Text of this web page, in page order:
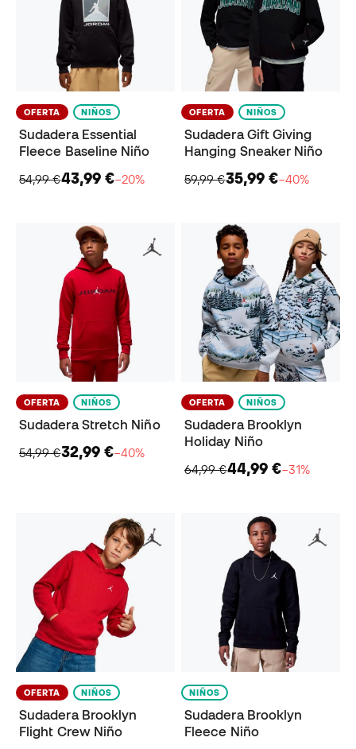
OFERTA NIÑOS
Sudadera Essential
Fleece Baseline Niño
54,99 €43,99 €−20%
OFERTA NIÑOS
Sudadera Gift Giving
Hanging Sneaker Niño
59,99 €35,99 €−40%
OFERTA NIÑOS
Sudadera Stretch Niño
54,99 €32,99 €−40%
OFERTA NIÑOS
Sudadera Brooklyn
Holiday Niño
64,99 €44,99 €−31%
OFERTA NIÑOS
Sudadera Brooklyn
Flight Crew Niño
NIÑOS
Sudadera Brooklyn
Fleece Niño